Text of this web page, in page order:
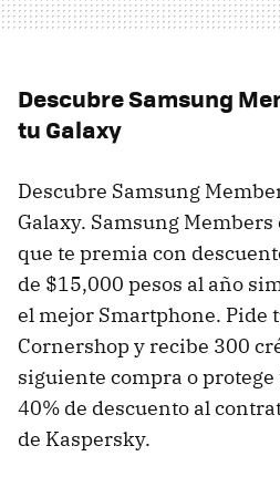
Descubre Samsung
tu Galaxy
Descubre Samsung
Galaxy. Samsung Members
que te premia con
de $15,000 pesos al año
el mejor Smartphone. Pide
Cornershop y recibe 300
siguiente compra o
40% de descuento al
de Kaspersky.